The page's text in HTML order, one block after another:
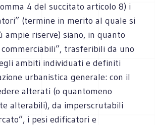
4 del succitato articolo 8) i
(termine in merito al quale si
ampie riserve) siano, in quanto
trasferibili da uno
ambiti individuati e definiti
urbanistica generale: con il
alterati (o quantomeno
alterabili), da imperscrutabili
i pesi edificatori e